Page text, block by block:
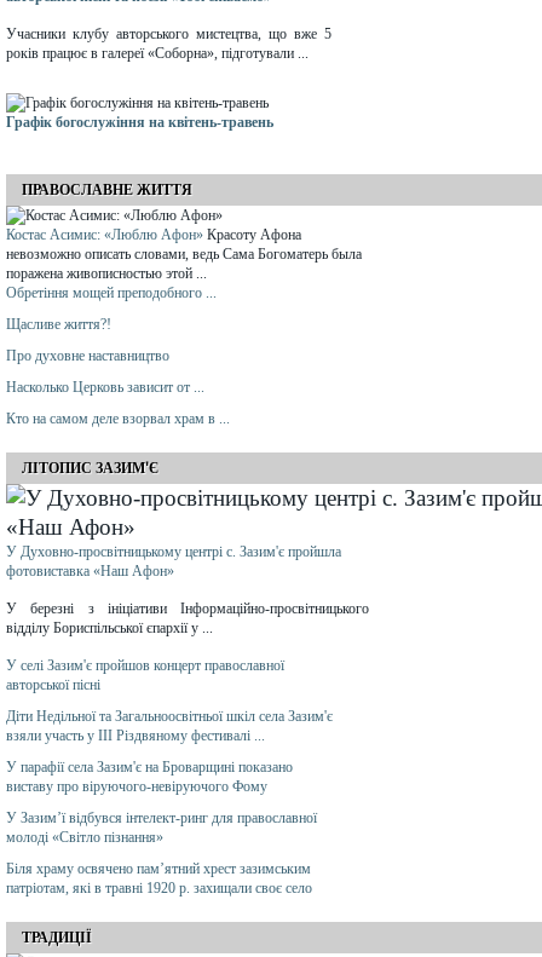
Учасники клубу авторського мистецтва, що вже 5
років працює в галереї «Соборна», підготували ...
Графік богослужіння на квітень-травень
ПРАВОСЛАВНЕ ЖИТТЯ
Костас Асимис: «Люблю Афон» Красоту Афона
невозможно описать словами, ведь Сама Богоматерь была
поражена живописностью этой ...
Обретіння мощей преподобного ...
Щасливе життя?!
Про духовне наставництво
Насколько Церковь зависит от ...
Кто на самом деле взорвал храм в ...
ЛІТОПИС ЗАЗИМ'Є
У Духовно-просвітницькому центрі с. Зазим'є пройшла
фотовиставка «Наш Афон»
У березні з ініціативи Інформаційно-просвітницького
відділу Бориспільської єпархії у ...
У селі Зазим'є пройшов концерт православної
авторської пісні
Діти Недільної та Загальноосвітньої шкіл села Зазим'є
взяли участь у ІІІ Різдвяному фестивалі ...
У парафії села Зазим'є на Броварщині показано
виставу про віруючого-невіруючого Фому
У Зазим’ї відбувся інтелект-ринг для православної
молоді «Світло пізнання»
Біля храму освячено пам’ятний хрест зазимським
патріотам, які в травні 1920 р. захищали своє село
ТРАДИЦІЇ